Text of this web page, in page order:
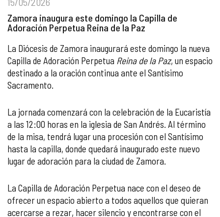
Zamora inaugura este domingo la Capilla de
Adoración Perpetua Reina de la Paz
La Diócesis de Zamora inaugurará este domingo la nueva
Capilla de Adoración Perpetua Reina de la Paz, un espacio
destinado a la oración continua ante el Santísimo
Sacramento.
La jornada comenzará con la celebración de la Eucaristía
a las 12:00 horas en la iglesia de San Andrés. Al término
de la misa, tendrá lugar una procesión con el Santísimo
hasta la capilla, donde quedará inaugurado este nuevo
lugar de adoración para la ciudad de Zamora.
La Capilla de Adoración Perpetua nace con el deseo de
ofrecer un espacio abierto a todos aquellos que quieran
acercarse a rezar, hacer silencio y encontrarse con el